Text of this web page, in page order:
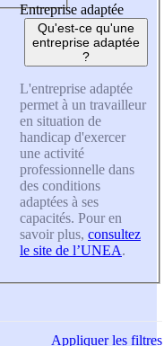
Entreprise adaptée
Qu'est-ce qu'une
entreprise adaptée
?
L'entreprise adaptée
permet à un travailleur
en situation de
handicap d'exercer
une activité
professionnelle dans
des conditions
adaptées à ses
capacités. Pour en
savoir plus, consultez
le site de l’UNEA.
Appliquerles filtres